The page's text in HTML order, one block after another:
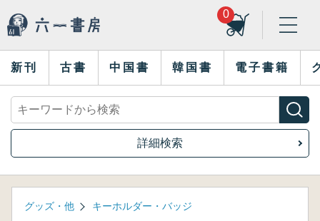
0
新刊 古書 中国書 韓国書 電子書籍
詳細検索
グッズ・他 キーホルダー・バッジ